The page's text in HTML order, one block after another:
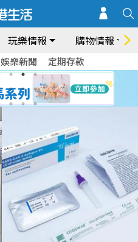
玩樂情報 購物情報
娛樂新聞 定期存款